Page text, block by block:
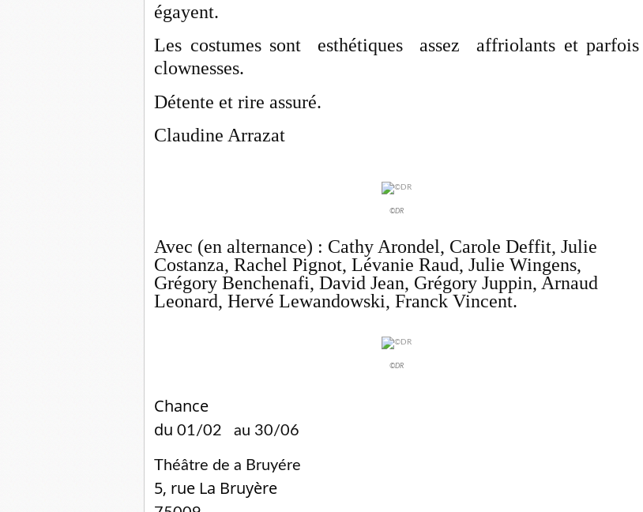
égayent.
Les costumes sont esthétiques assez affriolants et parfois
clownesses.
Détente et rire assuré.
Claudine Arrazat
©DR
Avec (en alternance) : Cathy Arondel, Carole Deffit, Julie
Costanza, Rachel Pignot, Lévanie Raud, Julie Wingens,
Grégory Benchenafi, David Jean, Grégory Juppin, Arnaud
Leonard, Hervé Lewandowski, Franck Vincent.
©DR
Chance
du 01/02 au 30/06
Théâtre de a Bruyére
5, rue La Bruyère